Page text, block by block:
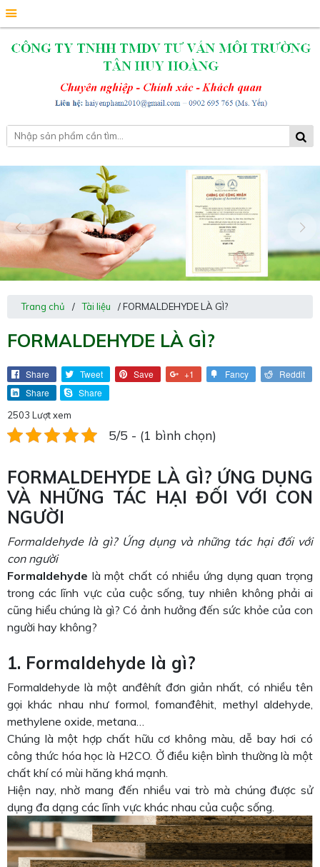
Trang chủ / Tài liệu / FORMALDEHYDE LÀ GÌ?
FORMALDEHYDE LÀ GÌ?
Share Tweet Save +1 Fancy
Reddit
Share
Share
2503 Lượt xem
5/5 - (1 bình chọn)
FORMALDEHYDE LÀ GÌ? ỨNG DỤNG
VÀ NHỮNG TÁC HẠI ĐỐI VỚI CON
NGƯỜI
Formaldehyde là gì? Ứng dụng và những tác hại đối với
con người
Formaldehyde là một chất có nhiều ứng dụng quan trọng
trong các lĩnh vực của cuộc sống, tuy nhiên không phải ai
cũng hiểu chúng là gì? Có ảnh hưởng đến sức khỏe của con
người hay không?
1. Formaldehyde là gì?
Formaldehyde là một anđêhít đơn giản nhất, có nhiều tên
gọi khác nhau như formol, fomanđêhit, methyl aldehyde,
methylene oxide, metana…
Chúng là một hợp chất hữu cơ không màu, dễ bay hơi có
công thức hóa học là H2CO. Ở điều kiện bình thường là một
chất khí có mùi hăng khá mạnh.
Hiện nay, nhờ mang đến nhiều vai trò mà chúng được sử
dụng đa dạng các lĩnh vực khác nhau của cuộc sống.